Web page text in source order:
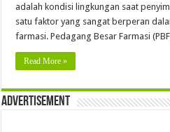
adalah kondisi lingkungan saat
satu faktor yang sangat berperan
farmasi. Pedagang Besar Farmasi
Read More »
Advertisement